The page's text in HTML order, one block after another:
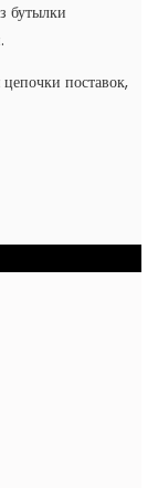
бутылки
поставок,